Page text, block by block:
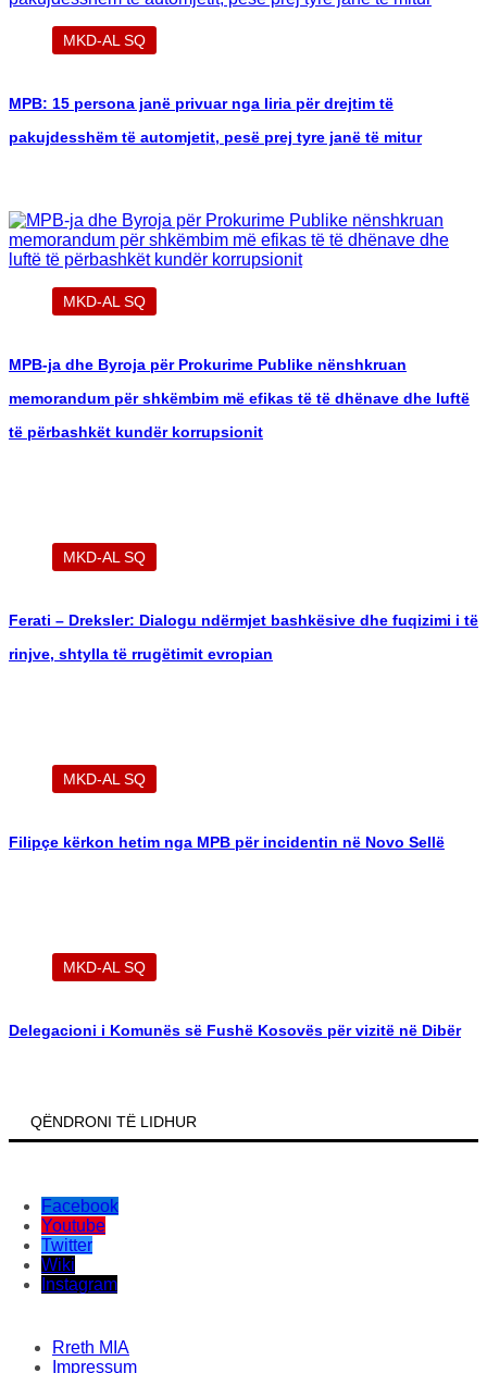
MKD-AL SQ
MPB: 15 persona janë privuar nga liria për drejtim të
pakujdesshëm të automjetit, pesë prej tyre janë të mitur
MKD-AL SQ
MPB-ja dhe Byroja për Prokurime Publike nënshkruan
memorandum për shkëmbim më efikas të të dhënave dhe luftë
të përbashkët kundër korrupsionit
MKD-AL SQ
Ferati – Dreksler: Dialogu ndërmjet bashkësive dhe fuqizimi i të
rinjve, shtylla të rrugëtimit evropian
MKD-AL SQ
Filipçe kërkon hetim nga MPB për incidentin në Novo Sellë
MKD-AL SQ
Delegacioni i Komunës së Fushë Kosovës për vizitë në Dibër
QËNDRONI TË LIDHUR
Facebook
Youtube
Twitter
Wiki
Instagram
Rreth MIA
Impressum